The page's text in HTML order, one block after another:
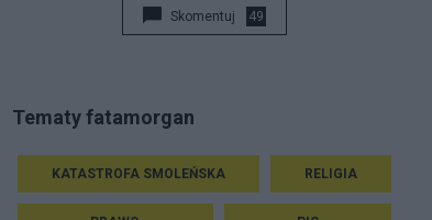
świecie. Wszelkie podobieństwa do faktów,
zdarzeń, lub osób nawet w przypadku pozornej
Skomentuj 49
Tematy fatamorgan
KATASTROFA SMOLEŃSKA RELIGIA